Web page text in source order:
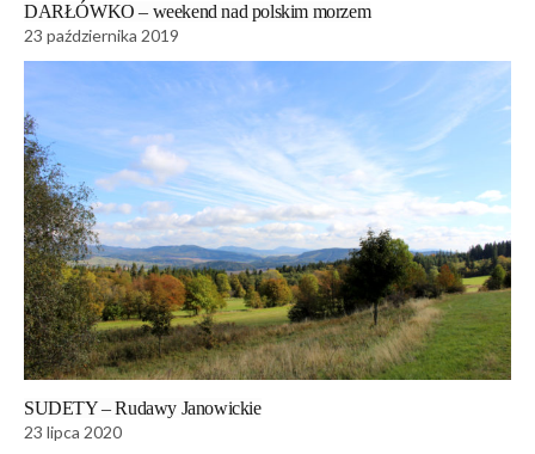
DARŁÓWKO – weekend nad polskim morzem
23 października 2019
SUDETY – Rudawy Janowickie
23 lipca 2020